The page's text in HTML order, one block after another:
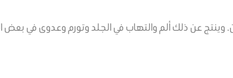
وينتج عن ذلك ألم والتهاب في الجلد وتورم وعدوى في بعض